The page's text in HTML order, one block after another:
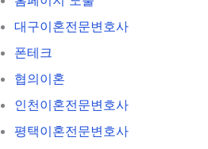
대구이혼전문변호사
폰테크
협의이혼
인천이혼전문변호사
평택이혼전문변호사